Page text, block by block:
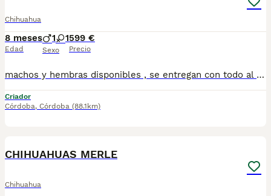
Chihuahua
8 meses
Edad
1 1
Sexo
599 €
Precio
machos y hembras disponibles , se entregan con todo al dia respecto a documentación y condiciones sanitarias , tanto así que hacemos entregas totalmente personalizadas y sin un euro por adelantado , obtenerse personas no aptas para tener perros , solo personas responsables. hacemos entregas a toda ESPAÑA . mas info 670864332 .. GRACIAS DE ANTE MANO
Criador
Córdoba, Córdoba (88.1km)
CHIHUAHUAS MERLE
Chihuahua